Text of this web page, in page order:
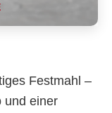
Festmahl –
und einer